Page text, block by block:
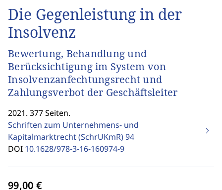
Die Gegenleistung in der
Insolvenz
Bewertung, Behandlung und
Berücksichtigung im System von
Insolvenzanfechtungsrecht und
Zahlungsverbot der Geschäftsleiter
2021. 377 Seiten.
Schriften zum Unternehmens- und
Kapitalmarktrecht (SchrUKmR)94
DOI 10.1628/978-3-16-160974-9